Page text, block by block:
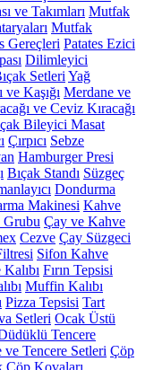
ve Takımları Mutfak
Mutfak
Gereçleri Patates Ezici
Dilimleyici
Setleri Yağ
Kaşığı Merdane ve
ve Ceviz Kıracağı
Bileyici Masat
Çırpıcı Sebze
Hamburger Presi
Bıçak Standı Süzgeç
Dondurma
Makinesi Kahve
Grubu Çay ve Kahve
Cezve Çay Süzgeci
Sifon Kahve
Fırın Tepsisi
Muffin Kalıbı
Pizza Tepsisi Tart
Setleri Ocak Üstü
Tencere
ve Tencere Setleri Çöp
Çöp Kovaları